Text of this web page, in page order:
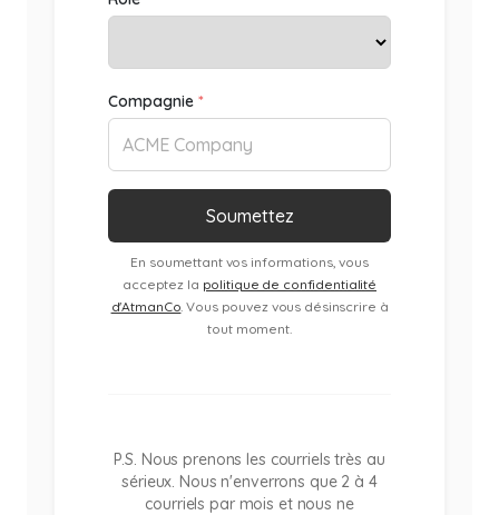
Compagnie *
En soumettant vos informations, vous
acceptez la politique de confidentialité
d'AtmanCo. Vous pouvez vous désinscrire à
tout moment.
P.S. Nous prenons les courriels très au
sérieux. Nous n'enverrons que 2 à 4
courriels par mois et nous ne